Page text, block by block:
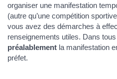
organiser une manifestation
(autre qu’une compétition
vous avez des démarches à
renseignements utiles. Dans
préalablement la manifestation
préfet.